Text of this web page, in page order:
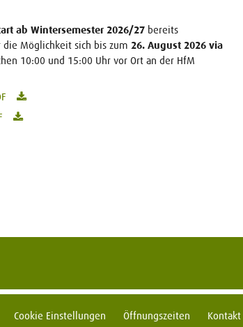
ab Wintersemester 2026/27 bereits
die Möglichkeit sich bis zum 26. August 2026 via
10:00 und 15:00 Uhr vor Ort an der HfM
Cookie Einstellungen Öffnungszeiten Kontakt